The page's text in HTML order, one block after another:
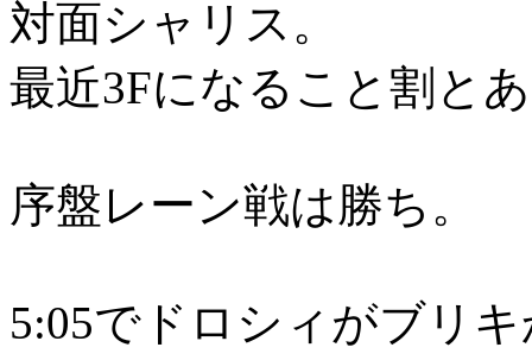
対面シャリス。
最近3Fになること割と
序盤レーン戦は勝ち。
5:05でドロシィがブリ